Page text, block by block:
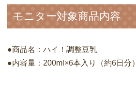
モニター対象商品内容
●商品名：ハイ！調整豆乳
●内容量：200ml×6本入り（約6日分）